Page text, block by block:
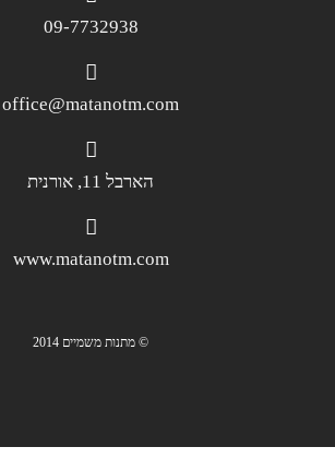
09-7732938
office@matanotm.com
הארבל 11, אורנית
www.matanotm.com
© מתנות משמיים 2014